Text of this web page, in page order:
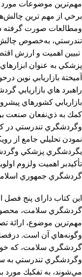
برخي از مهم‌ ترین
ومطالعات صورت
تندرستي، به‌خصوص چالش‌
تبيين اهميت و ارزش
پزشكي به ‌عنوان
آميختة بازاريابي نوين
راهبرد هاي بازاريابي
بازاريابي كشورهاي
كمك به ذي‌نفعان صنعت
وگردشگري تندرستي در
نمودن تحليلي جامع از
يگردشگري پزشكي
تأكيدبر اهميت ولزوم
گردشگري جمهوري
این کتاب دارای پنج
گردشگري سلامت،
مهم‌ترين موضوع، ارائة
وگونه‌هاي آن است.
گردشگري سلامت، كه
وگردشگري تندرستي به
مي‌شوند، به تفكيك